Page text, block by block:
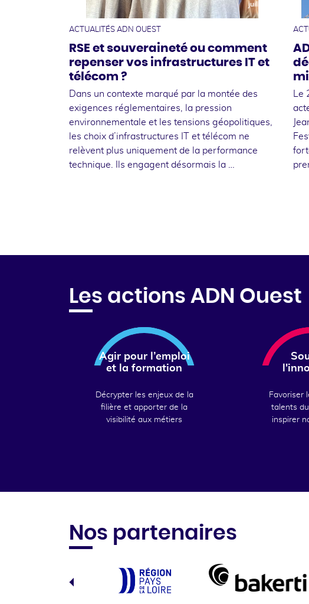
juillet
ACTUALITÉS ADN OUEST
RSE et souveraineté ou comment
repenser vos infrastructures IT et
télécom ?
Dans un contexte marqué par la montée des
exigences réglementaires, la pression
environnementale et les tensions géopolitiques,
les choix d’infrastructures IT et télécom ne
relèvent plus uniquement de la performance
technique. Ils engagent désormais la …
Le
Les actions ADN Ouest
Agir pour l’emploi
et la formation
Décrypter les enjeux de la
filière et apporter de la
visibilité aux métiers
Favoriser
talents
inspirer
Nos partenaires